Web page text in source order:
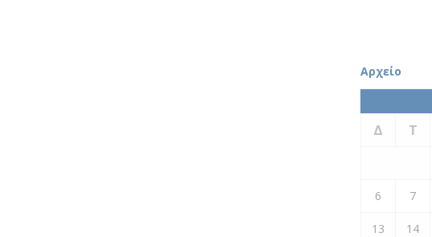
Αρχείο
Δ
Τ
6 7
13 14